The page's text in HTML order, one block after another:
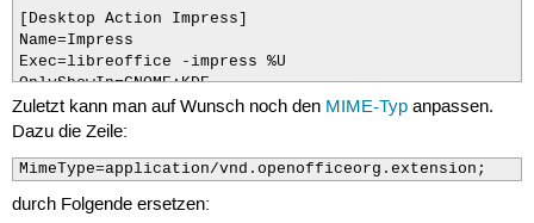
[Desktop Action Impress]
Name=Impress
Exec=libreoffice -impress %U
OnlyShowIn=GNOME;KDE
[Desktop Action Calc]
Exec=libreoffice -calc %U
Zuletzt kann man auf Wunsch noch den MIME-Typanpassen.
Dazu die Zeile:
MimeType=application/vnd.openofficeorg.extension;
durch Folgende ersetzen: